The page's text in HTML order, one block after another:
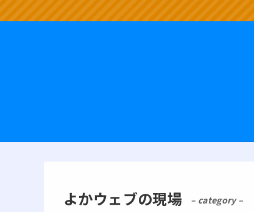
よかウェブの現場 – category –